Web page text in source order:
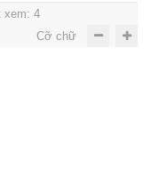
xem: 4
Cỡ chữ